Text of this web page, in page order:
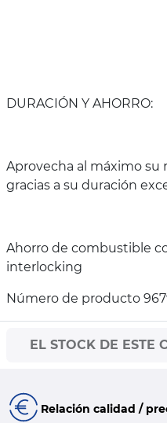
DURACIÓN Y AHORRO:
Aprovecha al máximo su
gracias a su duración
Ahorro de combustible
interlocking
Número de producto
EL STOCK DE ESTE
Relación calidad /